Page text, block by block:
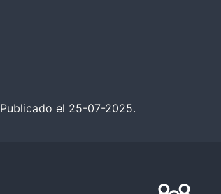
Publicado el 25-07-2025.